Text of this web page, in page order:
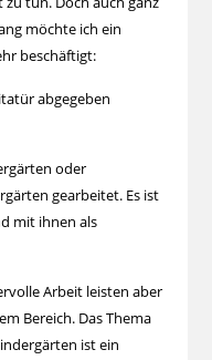
möchte ich ein
beschäftigt:
abgegeben
oder
gearbeitet. Es ist
mit ihnen als
Arbeit leisten aber
Bereich. Das Thema
ist ein